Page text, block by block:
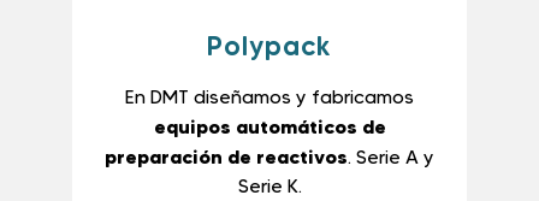
Polypack
En DMT diseñamos y fabricamos
equipos automáticos de
preparación de reactivos. Serie A y
Serie K.